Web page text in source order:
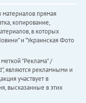
прямая
копирование,
в которых
и "Украинская Фото
"Реклама" /
являются рекламными и
участвует в
высказанные в этих